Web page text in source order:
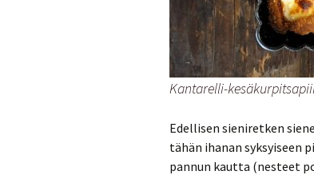
Kantarelli-
Edellisen sieniretken
tähän ihanan syksyiseen
pannun kautta (nesteet